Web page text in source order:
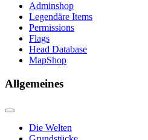
Adminshop
Legendäre Items
Permissions
Flags
Head Database
MapShop
Allgemeines
Die Welten